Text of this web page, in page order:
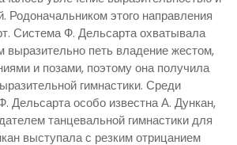
Родоначальником этого направления
Система Ф. Дельсарта охватывала
выразительно петь владение жестом,
и позами, поэтому она получила
гимнастики. Среди
Дельсарта особо известна А. Дункан,
танцевальной гимнастики для
выступала с резким отрицанием